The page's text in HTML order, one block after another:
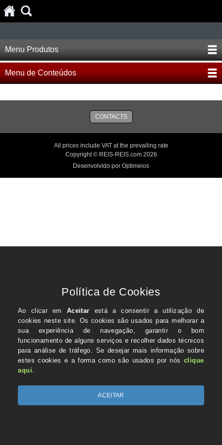
Menu Produtos
Menu de Conteúdos
CONTACTS
All prices include VAT at the prevailing rate
Copyright © REIS-REIS.com 2026
Desenvolvido por Optimeios